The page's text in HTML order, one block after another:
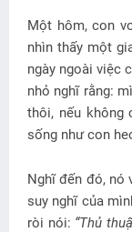
Một hôm, con
nhìn thấy một
ngày ngoài việc
nhỏ nghĩ rằng:
thôi, nếu không
sống như con
Nghĩ đến đó, nó
suy nghĩ của
ròi nói: “Thủ